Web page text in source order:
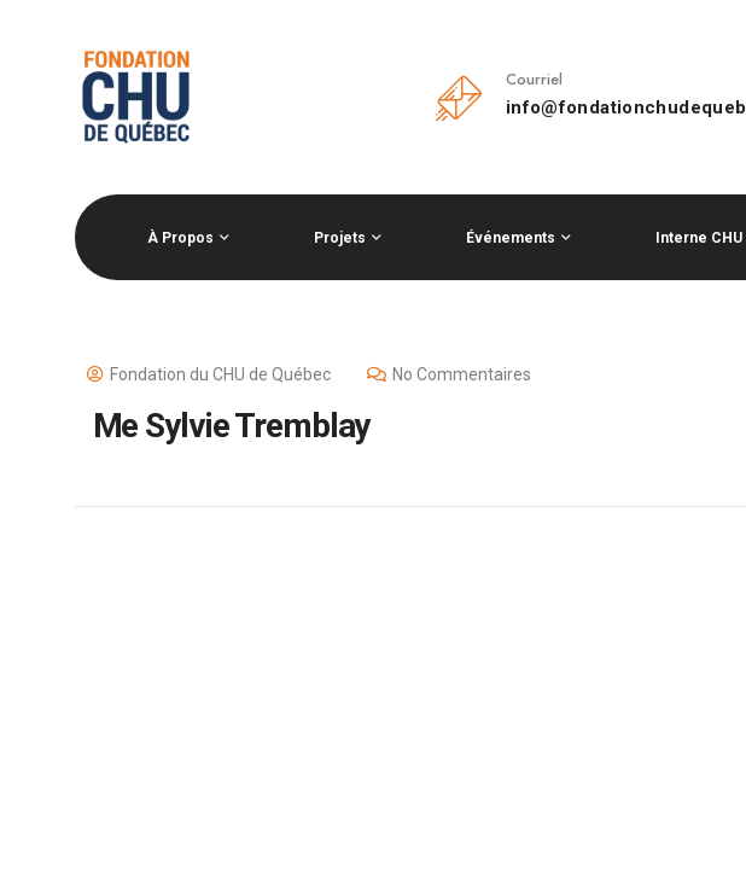
Courriel
À Propos Projets Événements Interne CHU
Fondation du CHU de Québec No Commentaires
Me Sylvie Tremblay